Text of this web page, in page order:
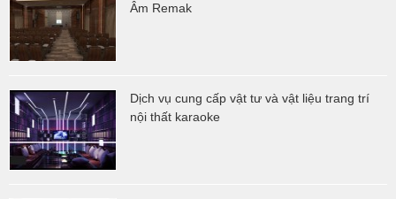
Âm Remak
Dịch vụ cung cấp vật tư và vật liệu trang trí
nội thất karaoke